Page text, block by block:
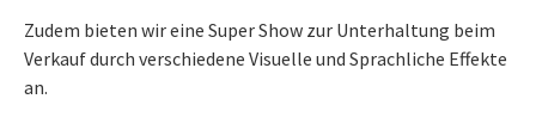
Zudem bieten wir eine Super Show zur Unterhaltung beim
Verkauf durch verschiedene Visuelle und Sprachliche Effekte
an.